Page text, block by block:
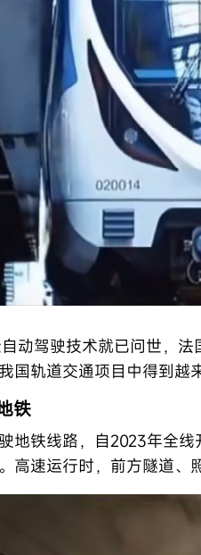
动驾驶技术就已问世，
国轨道交通项目中得到越
铁
地铁线路，自2023年全
高速运行时，前方隧道、